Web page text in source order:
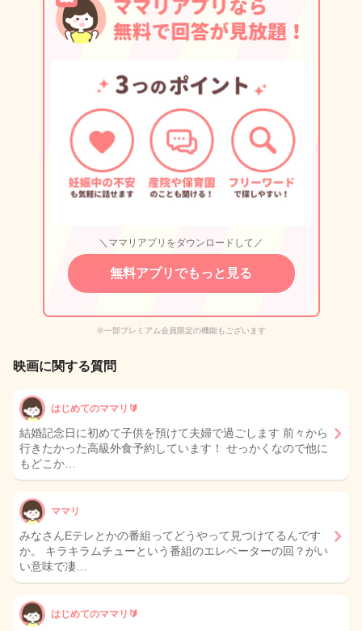
＼ママリアプリをダウンロードして／
無料アプリでもっと見る
※一部プレミアム会員限定の機能もございます
映画に関する質問
はじめてのママリ🔰
結婚記念日に初めて子供を預けて夫婦で過ごします 前々から
行きたかった高級外食予約しています！ せっかくなので他に
もどこか…
ママリ
みなさんEテレとかの番組ってどうやって見つけてるんです
か。 キラキラムチューという番組のエレベーターの回？がい
い意味で凄…
はじめてのママリ🔰